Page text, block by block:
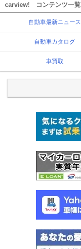
carview! コンテンツ一覧
自動車最新ニュース
自動車カタログ
車買取